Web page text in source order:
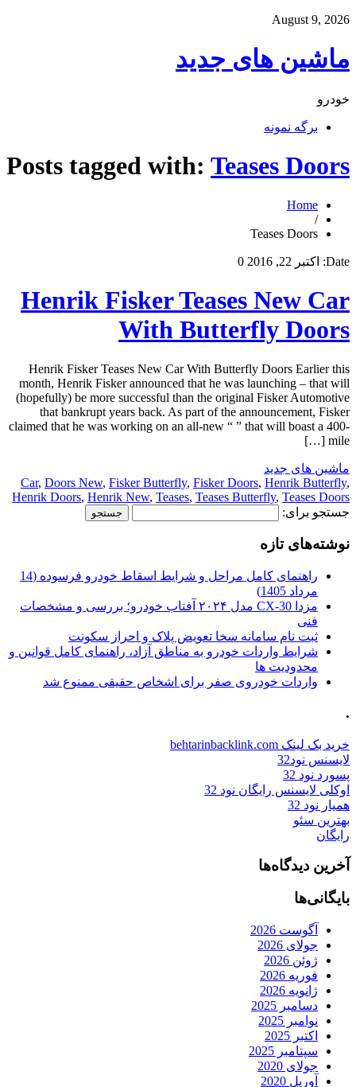
August 9, 2026
ماشین های جدید
خودرو
برگه نمونه
Posts tagged with: Teases Doors
Home
/
Teases Doors
Date: اکتبر 22, 2016 0
Henrik Fisker Teases New Car
With Butterfly Doors
Henrik Fisker Teases New Car With Butterfly Doors Earlier this
month, Henrik Fisker announced that he was launching – that will
(hopefully) be more successful than the original Fisker Automotive
that bankrupt years back. As part of the announcement, Fisker
claimed that he was working on an all-new “ ” that will boast a 400-
mile […]
ماشین های جدید
Car, Doors New, Fisker Butterfly, Fisker Doors, Henrik Butterfly,
Henrik Doors, Henrik New, Teases, Teases Butterfly, Teases Doors
جستجو برای:
نوشته‌های تازه
راهنمای کامل مراحل و شرایط اسقاط خودرو فرسوده (14
مرداد 1405)
مزدا CX-30 مدل ۲۰۲۴ آفتاب خودرو؛ بررسی و مشخصات
فنی
ثبت نام سامانه سخا تعویض پلاک و احراز سکونت
شرایط واردات خودرو به مناطق آزاد، راهنمای کامل قوانین و
محدودیت ها
واردات خودروی صفر برای اشخاص حقیقی ممنوع شد
.
خرید بک لینک behtarinbacklink.com
لایسنس نود32
پسورد نود 32
اوکلی لایسنس رایگان نود 32
همیار نود 32
بهترین سئو
رایگان
آخرین دیدگاه‌ها
بایگانی‌ها
آگوست 2026
جولای 2026
ژوئن 2026
فوریه 2026
ژانویه 2026
دسامبر 2025
نوامبر 2025
اکتبر 2025
سپتامبر 2025
جولای 2020
آوریل 2020